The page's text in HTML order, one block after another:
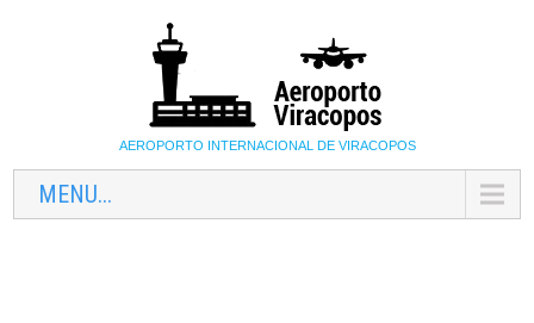
AEROPORTO INTERNACIONAL DE VIRACOPOS
MENU...